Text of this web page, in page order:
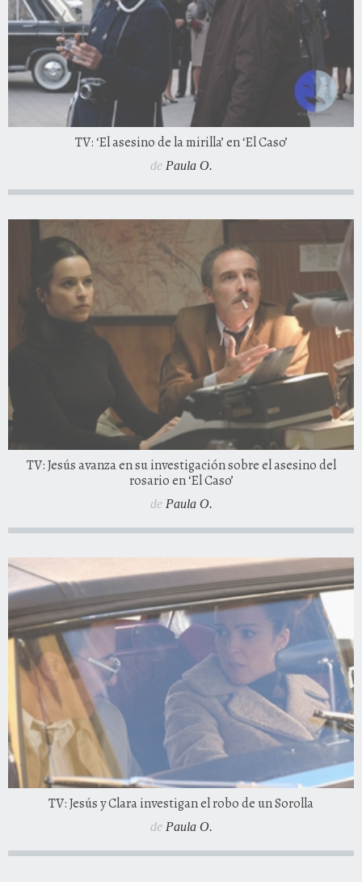
TV: ‘El asesino de la mirilla’ en ‘El Caso’
de Paula O.
TV: Jesús avanza en su investigación sobre el asesino del
rosario en ‘El Caso’
de Paula O.
TV: Jesús y Clara investigan el robo de un Sorolla
de Paula O.